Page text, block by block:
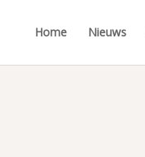
Home Nieuws